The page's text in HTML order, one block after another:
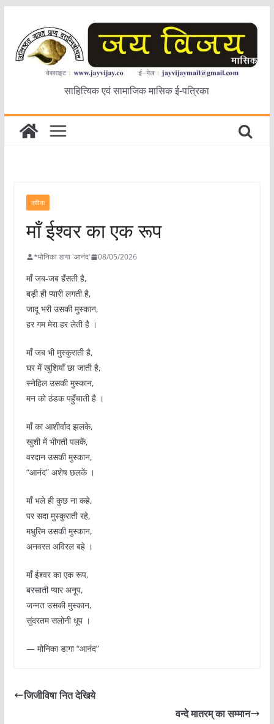
content
साहित्यिक एवं सामाजिक मासिक ई-पत्रिका
कविता
मॉं ईश्वर का एक रूप
*मोनिका डागा 'आनंद' 08/05/2026
मॉं जब-जब हॅंसती है,
बड़ी ही प्यारी लगती है,
जादू भरी उसकी मुस्कान,
हर गम मेरा हर लेती है ।
मॉं जब भी मुस्कुराती है,
घर में खुशियॉं छा जाती है,
स्नेहिल उसकी मुस्कान,
मन को ठंडक पहुॅंचाती है ।
मॉं का आशीर्वाद झलके,
खुशी में भीगती पलकें,
वरदान उसकी मुस्कान,
“आनंद” अशेष छलकें ।
मॉं भले ही कुछ ना कहे,
पर सदा मुस्कुराती रहे,
मधुरिम उसकी मुस्कान,
अनवरत अविरल बहे ।
मॉं ईश्वर का एक रूप,
बरसाती प्यार अनूप,
जन्नत उसकी मुस्कान,
सुंदरतम सलोनी धूप ।
— मोनिका डागा “आनंद”
जिजीविषा नित देखिये
वन्दे मातरम् का सम्मान